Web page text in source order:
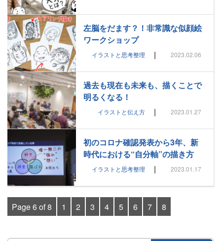
左脳をだます？！非常識な似顔絵
ワークショップ
イラストと思考整理 | 2023.02.06
過去も現在も未来も、描くことで
明るくなる！
イラストと伝え方 | 2023.01.27
初のコロナ確認発表から3年、新
時代における“自分軸”の描き方
イラストと思考整理 | 2023.01.17
Page 6 of 8 1 2 3 4 5 6 7 8